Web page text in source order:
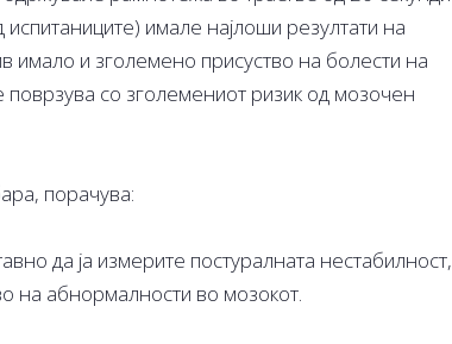
имале најлоши резултати на
имало и зголемено присуство на болести на
со зголемениот ризик од мозочен
порачува:
да ја измерите постуралната нестабилност,
на абнормалности во мозокот.